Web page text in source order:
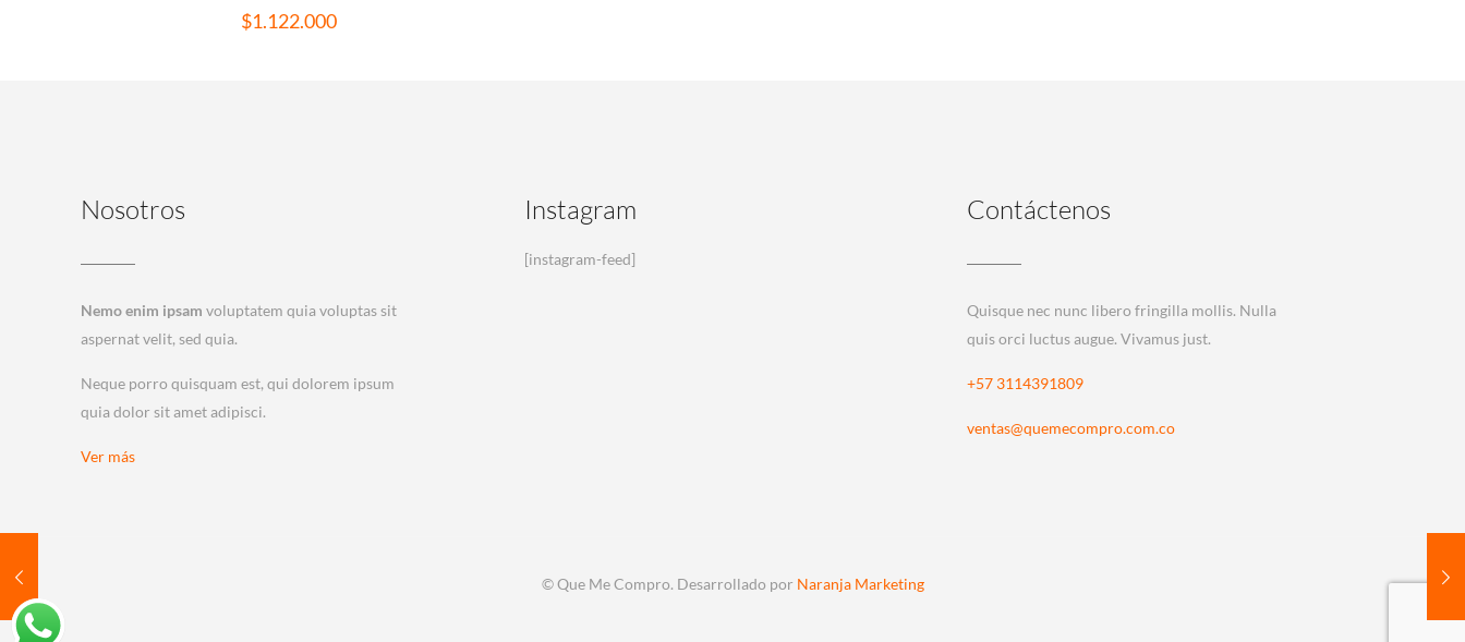
$1.122.000
Nosotros
Nemo enim ipsam voluptatem quia voluptas sit
aspernat velit, sed quia.
Neque porro quisquam est, qui dolorem ipsum
quia dolor sit amet adipisci.
Ver más
Instagram
[instagram-feed]
Contáctenos
Quisque nec nunc libero fringilla mollis. Nulla
quis orci luctus augue. Vivamus just.
+57 3114391809
ventas@quemecompro.com.co
© Que Me Compro. Desarrollado por Naranja Marketing